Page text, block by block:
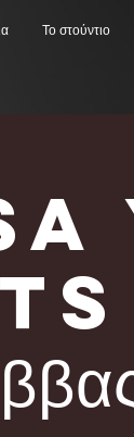
Το στούντιο